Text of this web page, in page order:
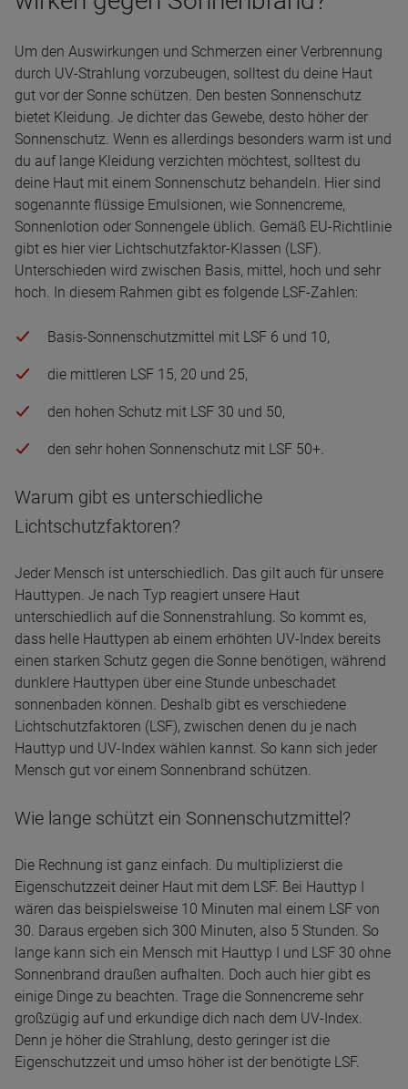
Um den Auswirkungen und Schmerzen einer Verbrennung
durch UV-Strahlung vorzubeugen, solltest du deine Haut
gut vor der Sonne schützen. Den besten Sonnenschutz
bietet Kleidung. Je dichter das Gewebe, desto höher der
Sonnenschutz. Wenn es allerdings besonders warm ist und
du auf lange Kleidung verzichten möchtest, solltest du
deine Haut mit einem Sonnenschutz behandeln. Hier sind
sogenannte flüssige Emulsionen, wie Sonnencreme,
Sonnenlotion oder Sonnengele üblich. Gemäß EU-Richtlinie
gibt es hier vier Lichtschutzfaktor-Klassen (LSF).
Unterschieden wird zwischen Basis, mittel, hoch und sehr
hoch. In diesem Rahmen gibt es folgende LSF-Zahlen:
Basis-Sonnenschutzmittel mit LSF 6 und 10,
die mittleren LSF 15, 20 und 25,
den hohen Schutz mit LSF 30 und 50,
den sehr hohen Sonnenschutz mit LSF 50+.
Warum gibt es unterschiedliche
Lichtschutzfaktoren?
Jeder Mensch ist unterschiedlich. Das gilt auch für unsere
Hauttypen. Je nach Typ reagiert unsere Haut
unterschiedlich auf die Sonnenstrahlung. So kommt es,
dass helle Hauttypen ab einem erhöhten UV-Index bereits
einen starken Schutz gegen die Sonne benötigen, während
dunklere Hauttypen über eine Stunde unbeschadet
sonnenbaden können. Deshalb gibt es verschiedene
Lichtschutzfaktoren (LSF), zwischen denen du je nach
Hauttyp und UV-Index wählen kannst. So kann sich jeder
Mensch gut vor einem Sonnenbrand schützen.
Wie lange schützt ein Sonnenschutzmittel?
Die Rechnung ist ganz einfach. Du multiplizierst die
Eigenschutzzeit deiner Haut mit dem LSF. Bei Hauttyp I
wären das beispielsweise 10 Minuten mal einem LSF von
30. Daraus ergeben sich 300 Minuten, also 5 Stunden. So
lange kann sich ein Mensch mit Hauttyp I und LSF 30 ohne
Sonnenbrand draußen aufhalten. Doch auch hier gibt es
einige Dinge zu beachten. Trage die Sonnencreme sehr
großzügig auf und erkundige dich nach dem UV-Index.
Denn je höher die Strahlung, desto geringer ist die
Eigenschutzzeit und umso höher ist der benötigte LSF.